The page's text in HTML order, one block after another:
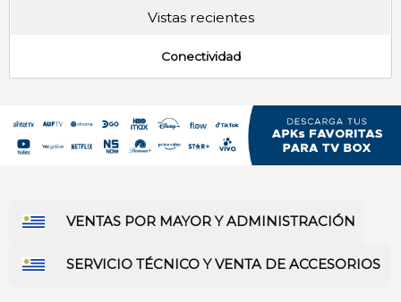
Vistas recientes
Conectividad
VENTAS POR MAYOR Y ADMINISTRACIÓN
SERVICIO TÉCNICO Y VENTA DE ACCESORIOS